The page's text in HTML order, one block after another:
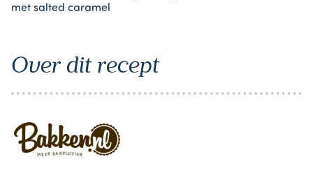
met salted caramel
Over dit recept